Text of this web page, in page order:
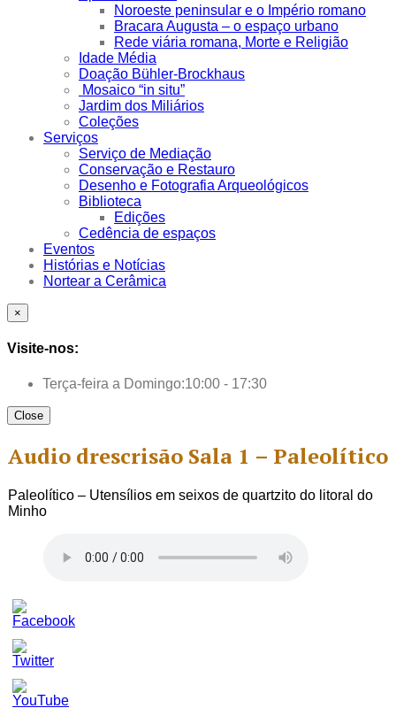
Noroeste peninsular e o Império romano
Bracara Augusta – o espaço urbano
Rede viária romana, Morte e Religião
Idade Média
Doação Bühler-Brockhaus
Mosaico “in situ”
Jardim dos Miliários
Coleções
Serviços
Serviço de Mediação
Conservação e Restauro
Desenho e Fotografia Arqueológicos
Biblioteca
Edições
Cedência de espaços
Eventos
Histórias e Notícias
Nortear a Cerâmica
×
Visite-nos:
Terça-feira a Domingo:10:00 - 17:30
Close
Audio drescrisão Sala 1 – Paleolítico
Paleolítico – Utensílios em seixos de quartzito do litoral do
Minho